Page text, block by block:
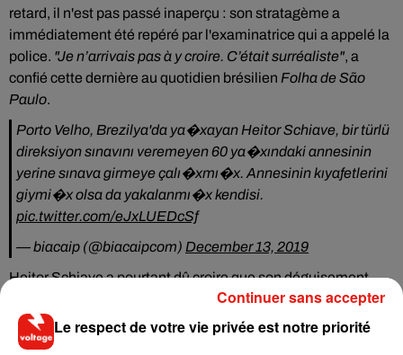
retard, il n'est pas passé inaperçu : son stratagème a
immédiatement été repéré par l'examinatrice qui a appelé la
police. "Je n’ar­ri­vais pas à y croire. C’était surréa­liste", a
confié cette dernière au quotidien brésilien Folha de São
Paulo.
Porto Velho, Brezilya'da ya�xayan Heitor Schiave, bir türlü
direksiyon sınavını veremeyen 60 ya�xındaki annesinin
yerine sınava girmeye çalı�xmı�x. Annesinin kıyafetlerini
giymi�x olsa da yakalanmı�x kendisi.
pic.twitter.com/eJxLUEDcSf
— biacaip (@biacaipcom) December 13, 2019
Heitor Schiave a pourtant dû croire que son déguisement
l'examinatrice lui a fait passer la
première épreuve de l'examen
, en faisant mine de ne
s'apercevoir de rien. Les forces de l'ordre ont ainsi eu le
Le respect de votre vie privée est notre priorité
Continuer sans accepter